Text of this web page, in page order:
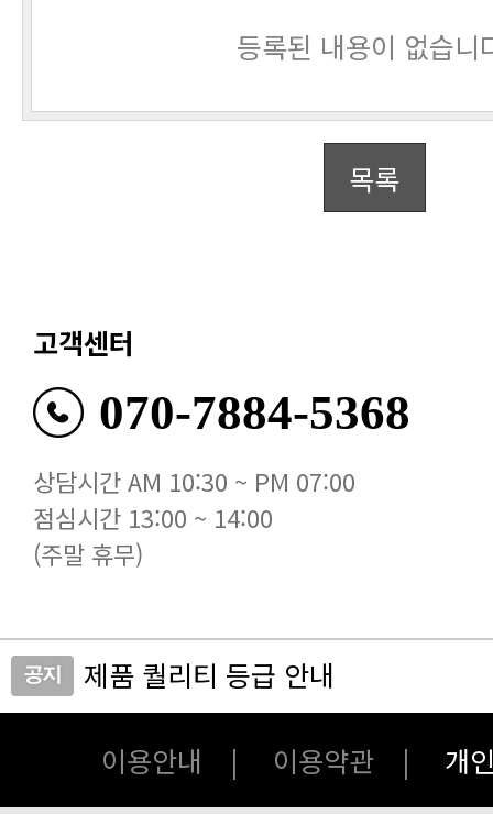
등록된 내용이 없습니
목록
고객센터
070-7884-5368
상담시간 AM 10:30 ~ PM 07:00
점심시간 13:00 ~ 14:00
(주말 휴무)
제품 퀄리티 등급 안내
비비유니크 사이트 접속 안내드립
개인통관번호 주소 추가 및 수정 안
회원등급,회원혜택 안내공지!
의류구매시 사이즈 표기 안내!
이용안내 | 이용약관 | 개